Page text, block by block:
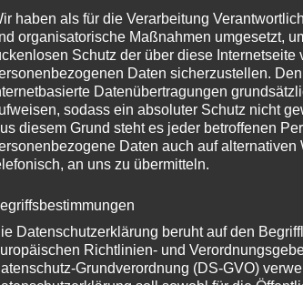
(Seite 28). Dass es auch an der
zu entdecken gibt, haben
im Nichts Unmengen
haben als für die Verarbeitung
organisatorische Maßnahmen umgesetzt,
Schutz der über diese Internetseite
Daten sicherzustellen.
Datenübertragungen
sodass ein absoluter Schutz nicht
diesem Grund steht es jeder betroffenen
Daten auch auf
an uns zu übermitteln.
Datenschutzerklärung beruht auf den
Richtlinien- und
Grundverordnung (DS-GVO)